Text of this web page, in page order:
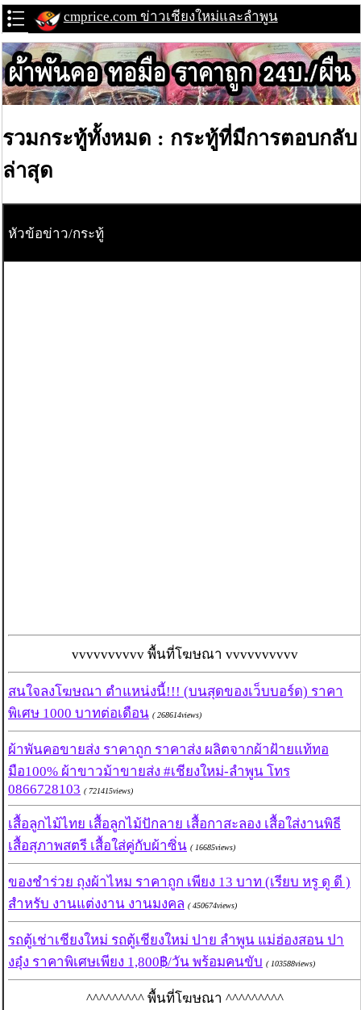
cmprice.com ข่าวเชียงใหม่และลำพูน
รวมกระทู้ทั้งหมด : กระทู้ที่มีการตอบกลับ
ล่าสุด
หัวข้อข่าว/กระทู้
vvvvvvvvvv พื้นที่โฆษณา vvvvvvvvvv
สนใจลงโฆษณา ตำแหน่งนี้!!! (บนสุดของเว็บบอร์ด) ราคา
พิเศษ 1000 บาทต่อเดือน ( 268614views)
ผ้าพันคอขายส่ง ราคาถูก ราคาส่ง ผลิตจากผ้าฝ้ายแท้ทอ
มือ100% ผ้าขาวม้าขายส่ง #เชียงใหม่-ลำพูน โทร
0866728103 ( 721415views)
เสื้อลูกไม้ไทย เสื้อลูกไม้ปักลาย เสื้อกาสะลอง เสื้อใส่งานพิธี
เสื้อสุภาพสตรี เสื้อใส่คู่กับผ้าซิ่น ( 16685views)
ของชำร่วย ถุงผ้าไหม ราคาถูก เพียง 13 บาท (เรียบ หรู ดู ดี )
สำหรับ งานแต่งงาน งานมงคล ( 450674views)
รถตู้เช่าเชียงใหม่ รถตู้เชียงใหม่ ปาย ลำพูน แม่ฮ่องสอน ปา
งอุ๋ง ราคาพิเศษเพียง 1,800฿/วัน พร้อมคนขับ ( 103588views)
^^^^^^^^^ พื้นที่โฆษณา ^^^^^^^^^